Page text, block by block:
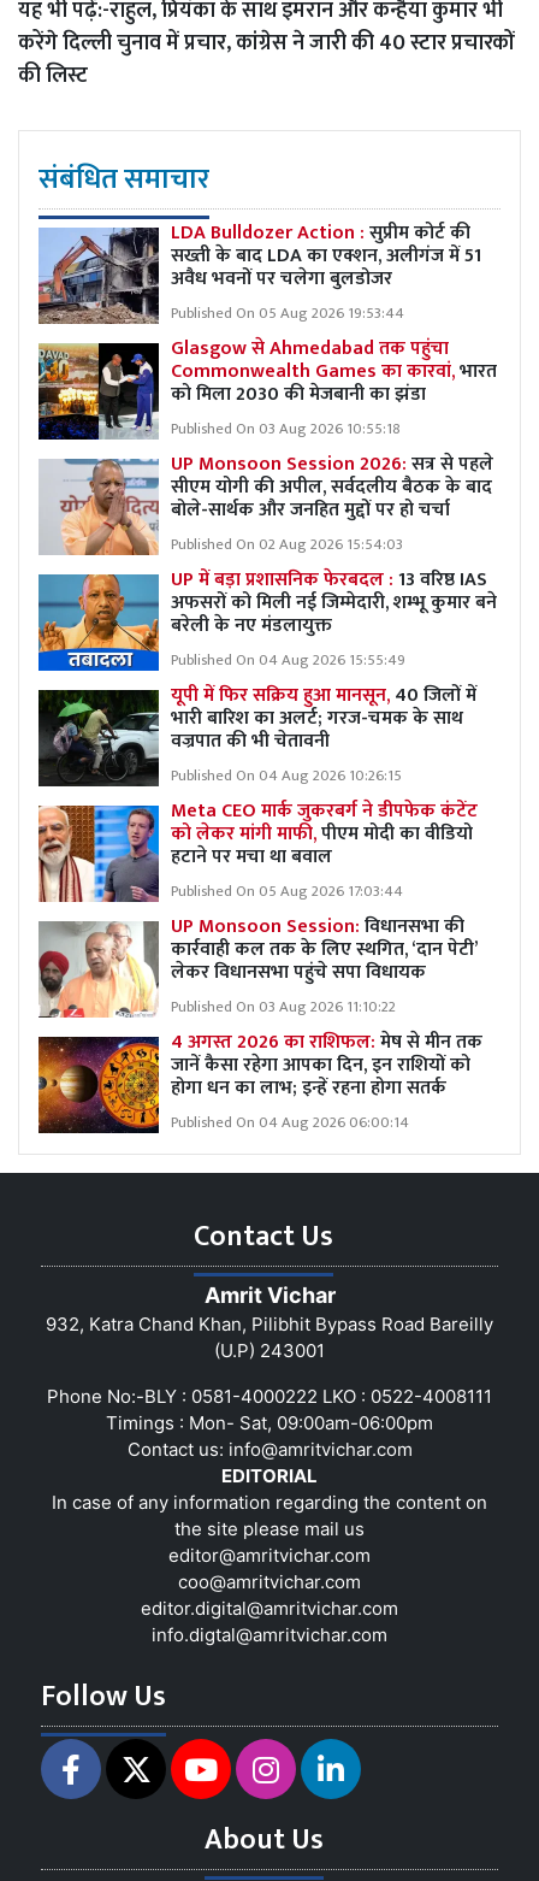
यह भी पढ़ें:-राहुल, प्रियंका के साथ इमरान और कन्हैया कुमार भी
करेंगे दिल्ली चुनाव में प्रचार, कांग्रेस ने जारी की 40 स्टार प्रचारकों
की लिस्ट
संबंधित समाचार
LDA Bulldozer Action :सुप्रीम कोर्ट की
सख्ती के बाद LDA का एक्शन, अलीगंज में 51
अवैध भवनों पर चलेगा बुलडोजर
Published On 05 Aug 2026 19:53:44
Glasgow से Ahmedabad तक पहुंचा
Commonwealth Games का कारवां,भारत
को मिला 2030 की मेजबानी का झंडा
Published On 03 Aug 2026 10:55:18
UP Monsoon Session 2026:सत्र से पहले
सीएम योगी की अपील, सर्वदलीय बैठक के बाद
बोले-सार्थक और जनहित मुद्दों पर हो चर्चा
Published On 02 Aug 2026 15:54:03
UP में बड़ा प्रशासनिक फेरबदल :13 वरिष्ठ IAS
अफसरों को मिली नई जिम्मेदारी, शम्भू कुमार बने
बरेली के नए मंडलायुक्त
Published On 04 Aug 2026 15:55:49
यूपी में फिर सक्रिय हुआ मानसून,40 जिलों में
भारी बारिश का अलर्ट; गरज-चमक के साथ
वज्रपात की भी चेतावनी
Published On 04 Aug 2026 10:26:15
Meta CEO मार्क जुकरबर्ग ने डीपफेक कंटेंट
को लेकर मांगी माफी,पीएम मोदी का वीडियो
हटाने पर मचा था बवाल
Published On 05 Aug 2026 17:03:44
UP Monsoon Session:विधानसभा की
कार्रवाही कल तक के लिए स्थगित, ‘दान पेटी’
लेकर विधानसभा पहुंचे सपा विधायक
Published On 03 Aug 2026 11:10:22
4 अगस्त 2026 का राशिफल:मेष से मीन तक
जानें कैसा रहेगा आपका दिन, इन राशियों को
होगा धन का लाभ; इन्हें रहना होगा सतर्क
Published On 04 Aug 2026 06:00:14
Contact Us
Amrit Vichar
932, Katra Chand Khan, Pilibhit Bypass Road Bareilly
(U.P) 243001
Phone No:-BLY : 0581-4000222 LKO : 0522-4008111
Timings : Mon- Sat, 09:00am-06:00pm
Contact us: info@amritvichar.com
EDITORIAL
In case of any information regarding the content on
the site please mail us
editor@amritvichar.com
coo@amritvichar.com
editor.digital@amritvichar.com
info.digtal@amritvichar.com
Follow Us
About Us